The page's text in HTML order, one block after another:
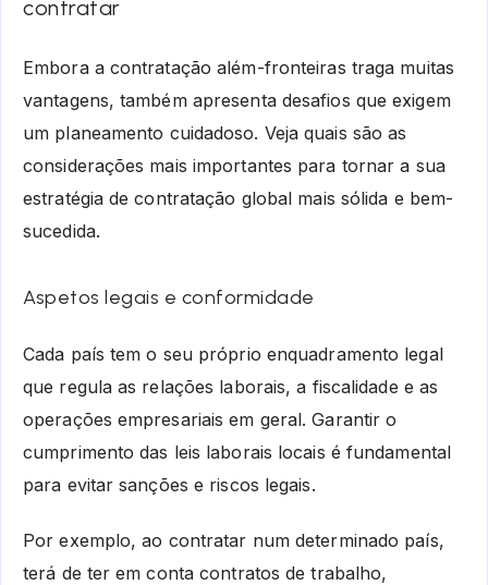
contratar
Embora a contratação além-fronteiras traga muitas
vantagens, também apresenta desafios que exigem
um planeamento cuidadoso. Veja quais são as
considerações mais importantes para tornar a sua
estratégia de contratação global mais sólida e bem-
sucedida.
Aspetos legais e conformidade
Cada país tem o seu próprio enquadramento legal
que regula as relações laborais, a fiscalidade e as
operações empresariais em geral. Garantir o
cumprimento das leis laborais locais é fundamental
para evitar sanções e riscos legais.
Por exemplo, ao contratar num determinado país,
terá de ter em conta contratos de trabalho,